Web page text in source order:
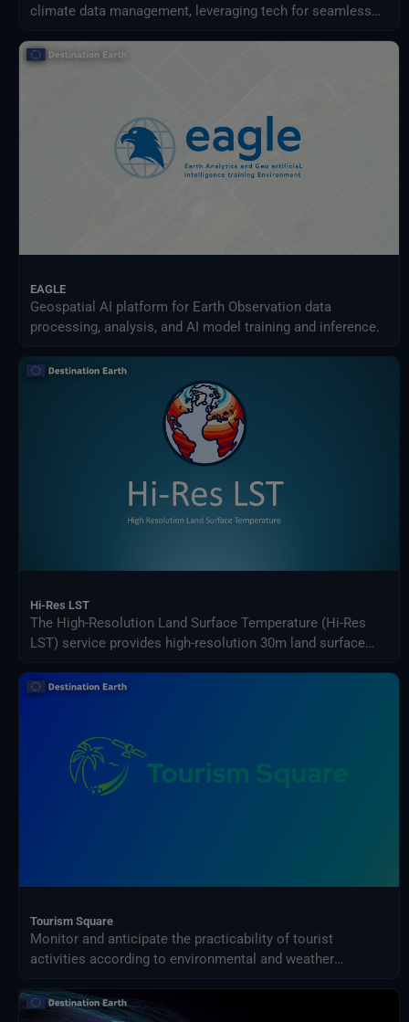
climate data management, leveraging tech for seamless
EAGLE
Geospatial AI platform for Earth Observation data
processing, analysis, and AI model training and inference.
Hi-Res LST
The High-Resolution Land Surface Temperature (Hi-Res
LST) service provides high-resolution 30m land surface
spatial 1km land surface temperature product from
Tourism Square
Monitor and anticipate the practicability of tourist
activities according to environmental and weather